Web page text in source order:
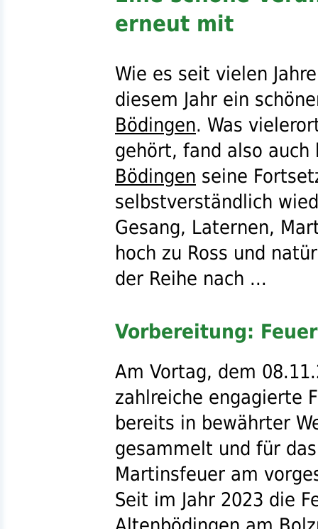
erneut mit
Wie es seit vielen
diesem Jahr ein
Bödingen. Was
gehört, fand also
Bödingen seine
selbstverständlich
Gesang, Laternen,
hoch zu Ross und
der Reihe nach ...
Vorbereitung:
Am Vortag, dem
zahlreiche engagierte
bereits in bewährter
gesammelt und für
Martinsfeuer am
Seit im Jahr 2023 die